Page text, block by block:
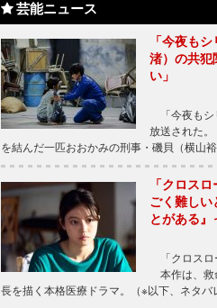
芸能ニュース
「今夜も
渚）の共犯
い」
「今夜もシ
放送された
を結んだ一匹おおかみの刑事・磯貝（横山
「クロス
ごく難しい
とがある』
「クロスロ
本作は、救
長を描く本格医療ドラマ。（※以下、ネタ